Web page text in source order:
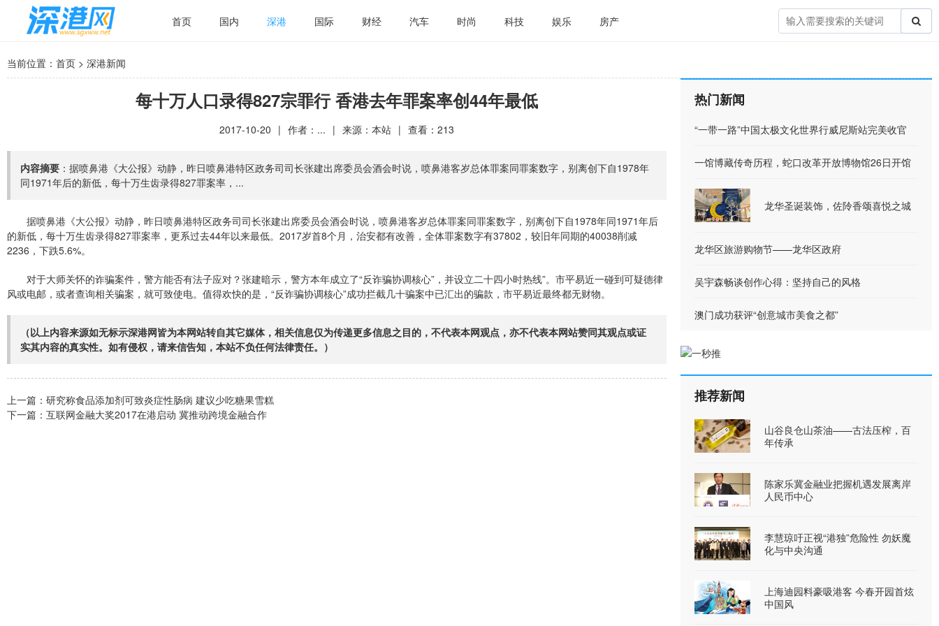
首页 国内 深港 国际 财经 汽车 时尚 科技 娱乐 房产
当前位置： 首页 > 深港新闻
每十万人口录得827宗罪行 香港去年罪案率创44年最低
2017-10-20 | 作者：... | 来源：本站 | 查看： 213
内容摘要 ：据喷鼻港《大公报》动静，昨日喷鼻港特区政务司司长张建出席委员会酒会时说，喷鼻港客岁总体罪案同罪案数字，别离创下自1978年
同1971年后的新低，每十万生齿录得827罪案率，...
据喷鼻港《大公报》动静，昨日喷鼻港特区政务司司长张建出席委员会酒会时说，喷鼻港客岁总体罪案同罪案数字，别离创下自1978年同1971年后
的新低，每十万生齿录得827罪案率，更系过去44年以来最低。2017岁首8个月，治安都有改善，全体罪案数字有37802，较旧年同期的40038削减
2236，下跌5.6%。
对于大师关怀的诈骗案件，警方能否有法子应对？张建暗示，警方本年成立了“反诈骗协调核心”，并设立二十四小时热线”。市平易近一碰到可疑德律
风或电邮，或者查询相关骗案，就可致使电。值得欢快的是，“反诈骗协调核心”成功拦截几十骗案中已汇出的骗款，市平易近最终都无财物。
（以上内容来源如无标示深港网皆为本网站转自其它媒体，相关信息仅为传递更多信息之目的，不代表本网观点，亦不代表本网站赞同其观点或证
实其内容的真实性。如有侵权，请来信告知，本站不负任何法律责任。）
上一篇： 研究称食品添加剂可致炎症性肠病 建议少吃糖果雪糕
下一篇： 互联网金融大奖2017在港启动 冀推动跨境金融合作
热门新闻
“一带一路”中国太极文化世界行威尼斯站完美收官
一馆博藏传奇历程，蛇口改革开放博物馆26日开馆
龙华圣诞装饰，佐阾香颂喜悦之城
龙华区旅游购物节——龙华区政府
吴宇森畅谈创作心得：坚持自己的风格
澳门成功获评“创意城市美食之都”
推荐新闻
山谷良仓山茶油——古法压榨，百
年传承
陈家乐冀金融业把握机遇发展离岸
人民币中心
李慧琼吁正视“港独”危险性 勿妖魔
化与中央沟通
上海迪园料豪吸港客 今春开园首炫
中国风